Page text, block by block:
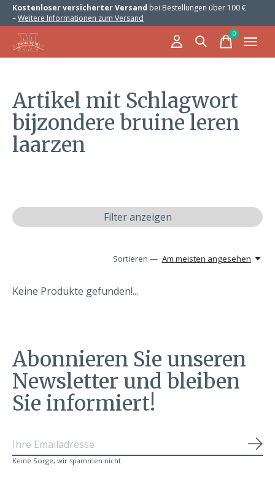
Kostenloser versicherter Versand bei Bestellungen über 100 €
–Weitere Informationen zum Versand
0items
Artikel mit Schlagwort
bijzondere bruine leren
laarzen
Filter anzeigen
Sortieren — Am meisten angesehen
Keine Produkte gefunden!...
Abonnieren Sie unseren
Newsletter und bleiben
Sie informiert!
Keine Sorge, wir spammen nicht.